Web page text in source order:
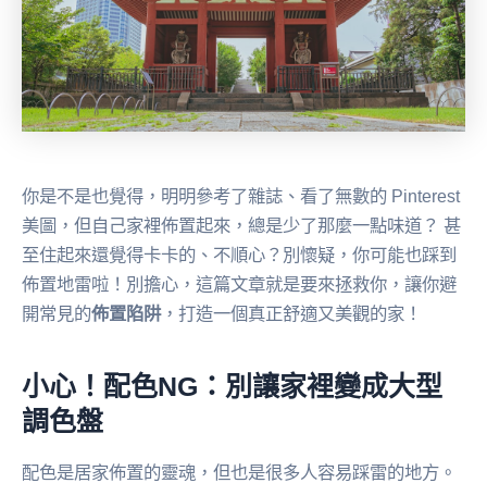
你是不是也覺得，明明參考了雜誌、看了無數的 Pinterest
美圖，但自己家裡佈置起來，總是少了那麼一點味道？ 甚
至住起來還覺得卡卡的、不順心？別懷疑，你可能也踩到
佈置地雷啦！別擔心，這篇文章就是要來拯救你，讓你避
開常見的佈置陷阱，打造一個真正舒適又美觀的家！
小心！配色NG：別讓家裡變成大型
調色盤
配色是居家佈置的靈魂，但也是很多人容易踩雷的地方。